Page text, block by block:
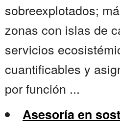
sobreexplotados;
zonas con islas de
servicios
cuantificables y
por función ...
Asesoría en